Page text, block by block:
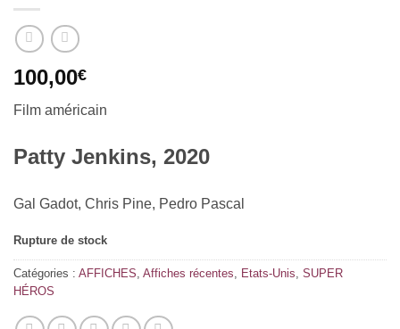
100,00€
Film américain
Patty Jenkins, 2020
Gal Gadot, Chris Pine, Pedro Pascal
Rupture de stock
Catégories : AFFICHES Affiches récentes Etats-Unis SUPER
HÉROS